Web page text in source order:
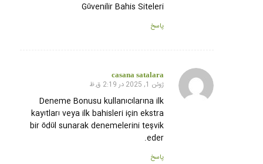
Güvenilir Bahis Siteleri
پاسخ
casana satalara
گفته:ژوئن 1, 2025 در 2:19 ق.ظ
Deneme Bonusu kullanıcılarına ilk
kayıtları veya ilk bahisleri için ekstra
bir ödül sunarak denemelerini teşvik
eder.
پاسخ